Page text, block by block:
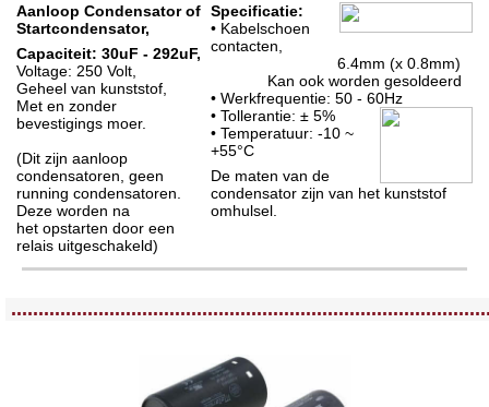
Aanloop Condensator of
Startcondensator,
Capaciteit: 30uF - 292uF,
Voltage: 250 Volt,
Geheel van kunststof,
Met en zonder
bevestigings moer.
(Dit zijn aanloop
condensatoren, geen
running condensatoren.
Deze worden na
het opstarten door een
relais uitgeschakeld)
Specificatie:
• Kabelschoen
contacten,
6.4mm (x 0.8mm)
Kan ook worden gesoldeerd
• Werkfrequentie: 50 - 60Hz
• Tollerantie: ± 5%
• Temperatuur: -10 ~
+55°C
De maten van de
condensator zijn van het kunststof
omhulsel.